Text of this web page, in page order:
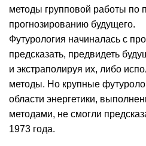
методы групповой работы по
прогнозированию будущего.
Футурология начиналась с
предсказать, предвидеть
и экстраполируя их, либо
методы. Но крупные
области энергетики,
методами, не смогли
1973 года.